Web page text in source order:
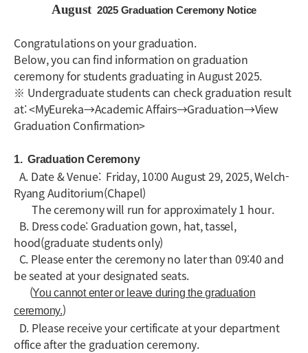
August 2025 Graduation Ceremony Notice
Congratulations on your graduation.
Below, you can find information on graduation
ceremony for students graduating in August 2025.
※ Undergraduate students can check graduation result
at: <MyEureka→Academic Affairs→Graduation→View
Graduation Confirmation>
1. Graduation Ceremony
A. Date & Venue: Friday, 10:00 August 29, 2025, Welch-
Ryang Auditorium(Chapel)
The ceremony will run for approximately 1 hour.
B. Dress code: Graduation gown, hat, tassel,
hood(graduate students only)
C. Please enter the ceremony no later than 09:40 and
be seated at your designated seats.
(You cannot enter or leave during the graduation
ceremony.)
D. Please receive your certificate at your department
office after the graduation ceremony.